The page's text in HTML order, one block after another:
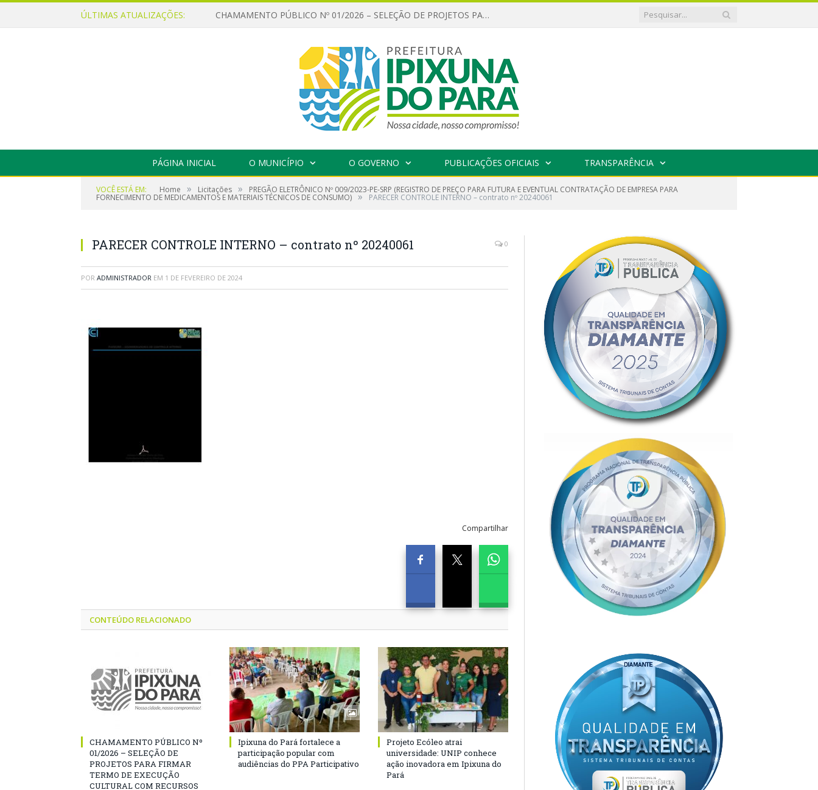
ÚLTIMAS ATUALIZAÇÕES: CHAMAMENTO PÚBLICO Nº 01/2026 – SELEÇÃO DE PROJETOS PARA FIRMAR TERMO DE EXECUÇÃO CULTURAL COM RECURSOS DA POLÍTICA NACIONAL ALDIR BLANC DE FOMENTO À CULTURA – PNAB (LEI Nº 14.399/2022)
PÁGINA INICIAL O MUNICÍPIO O GOVERNO PUBLICAÇÕES OFICIAIS TRANSPARÊNCIA
VOCÊ ESTÁ EM: Home » Licitações » PREGÃO ELETRÔNICO Nº 009/2023-PE-SRP (REGISTRO DE PREÇO PARA FUTURA E EVENTUAL CONTRATAÇÃO DE EMPRESA PARA
FORNECIMENTO DE MEDICAMENTOS E MATERIAIS TÉCNICOS DE CONSUMO) » PARECER CONTROLE INTERNO – contrato nº 20240061
PARECER CONTROLE INTERNO – contrato nº 20240061 0
POR ADMINISTRADOR EM 1 DE FEVEREIRO DE 2024
Compartilhar
CONTEÚDO RELACIONADO
CHAMAMENTO PÚBLICO Nº
01/2026 – SELEÇÃO DE
PROJETOS PARA FIRMAR
TERMO DE EXECUÇÃO
CULTURAL COM RECURSOS
Ipixuna do Pará fortalece a
participação popular com
audiências do PPA Participativo
Projeto Ecóleo atrai
universidade: UNIP conhece
ação inovadora em Ipixuna do
Pará